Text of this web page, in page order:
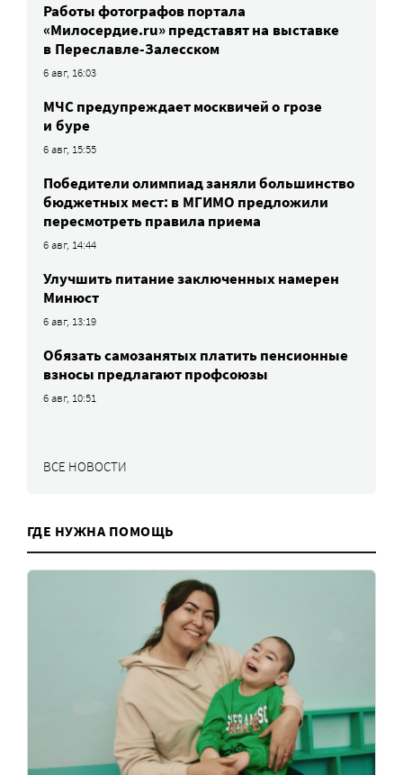
Работы фотографов портала
«Милосердие.ru» представят на выставке
в Переславле-Залесском
6 авг, 16:03
МЧС предупреждает москвичей о грозе
и буре
6 авг, 15:55
Победители олимпиад заняли большинство
бюджетных мест: в МГИМО предложили
пересмотреть правила приема
6 авг, 14:44
Улучшить питание заключенных намерен
Минюст
6 авг, 13:19
Обязать самозанятых платить пенсионные
взносы предлагают профсоюзы
6 авг, 10:51
ВСЕ НОВОСТИ
ГДЕ НУЖНА ПОМОЩЬ